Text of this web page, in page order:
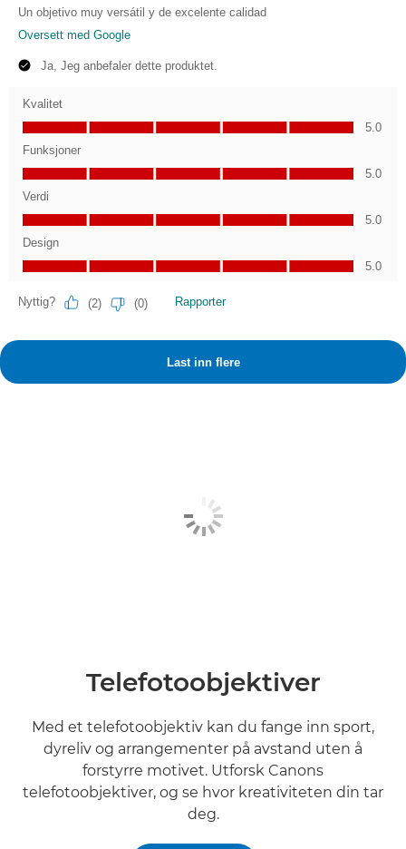
Telefotoobjektiver
Med et telefotoobjektiv kan du fange inn sport,
dyreliv og arrangementer på avstand uten å
forstyrre motivet. Utforsk Canons
telefotoobjektiver, og se hvor kreativiteten din tar
deg.